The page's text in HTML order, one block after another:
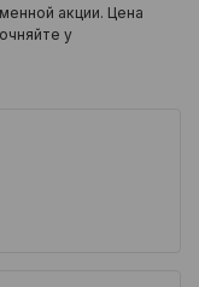
акции. Цена
у